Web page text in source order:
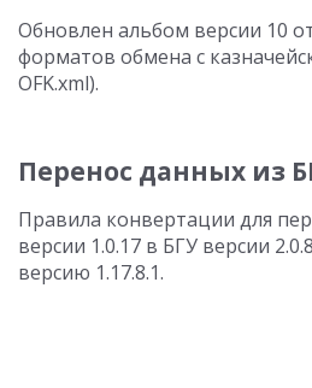
Обновлен альбом версии 10 от
форматов обмена с
OFK.xml).
Перенос данных из
Правила конвертации для
версии 1.0.17 в БГУ версии
версию 1.17.8.1.